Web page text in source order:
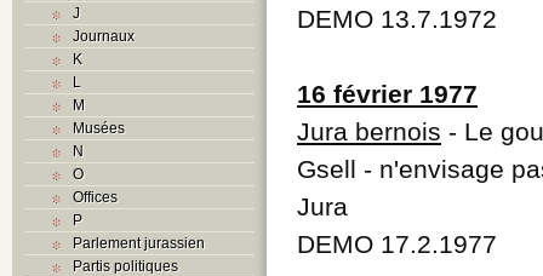
J
Journaux
K
L
M
Musées
N
O
Offices
P
Parlement jurassien
Partis politiques
DEMO 13.7.1972
16 février 1977
Jura bernois - Le
Gsell - n'envisage
Jura
DEMO 17.2.1977